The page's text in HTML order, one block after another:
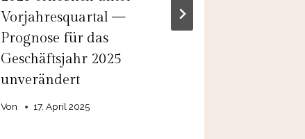
Vorjahresquartal —
Prognose für das
Geschäftsjahr 2025
unverändert
Von 17. April 2025